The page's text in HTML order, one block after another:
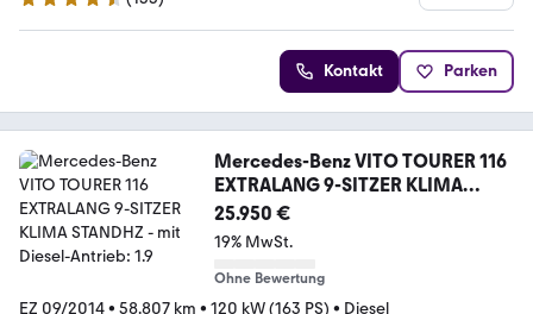
4.6 Sterne
Kontakt Parken
Mercedes-Benz VITO TOURER 116
EXTRALANG 9-SITZER KLIMA
STANDHZ
25.950 €
19% MwSt.
Ohne Bewertung
EZ 09/2014• 58.807 km • 120 kW (163 PS) • Diesel